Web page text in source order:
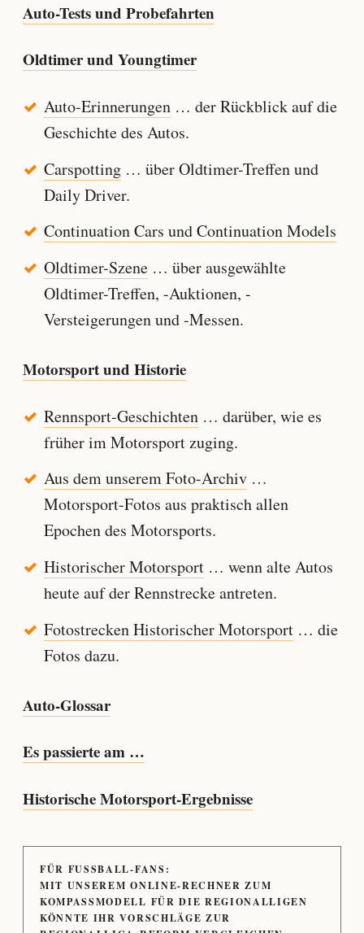
Auto-Tests und Probefahrten
Oldtimer und Youngtimer
Auto-Erinnerungen… der Rückblick auf die
Geschichte des Autos.
Carspotting… über Oldtimer-Treffen und
Daily Driver.
Continuation Cars und Continuation Models
Oldtimer-Szene… über ausgewählte
Oldtimer-Treffen, -Auktionen, -
Versteigerungen und -Messen.
Motorsport und Historie
Rennsport-Geschichten… darüber, wie es
früher im Motorsport zuging.
Aus dem unserem Foto-Archiv…
Motorsport-Fotos aus praktisch allen
Epochen des Motorsports.
Historischer Motorsport… wenn alte Autos
heute auf der Rennstrecke antreten.
Fotostrecken Historischer Motorsport… die
Fotos dazu.
Auto-Glossar
Es passierte am …
Historische Motorsport-Ergebnisse
FÜR FUSSBALL-FANS:
MIT UNSEREM ONLINE-RECHNER ZUM
KOMPASSMODELL FÜR DIE REGIONALLIGEN
KÖNNTE IHR VORSCHLÄGE ZUR